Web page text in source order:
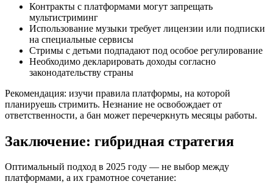
Контракты с платформами могут запрещать
мультистриминг
Использование музыки требует лицензии или подписки
на специальные сервисы
Стримы с детьми подпадают под особое регулирование
Необходимо декларировать доходы согласно
законодательству страны
Рекомендация: изучи правила платформы, на которой
планируешь стримить. Незнание не освобождает от
ответственности, а бан может перечеркнуть месяцы работы.
Заключение: гибридная стратегия
Оптимальный подход в 2025 году — не выбор между
платформами, а их грамотное сочетание: